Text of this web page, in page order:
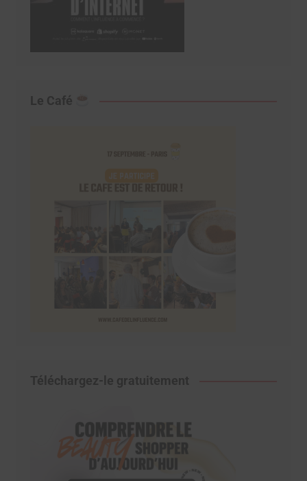
Le Café
Téléchargez-le gratuitement